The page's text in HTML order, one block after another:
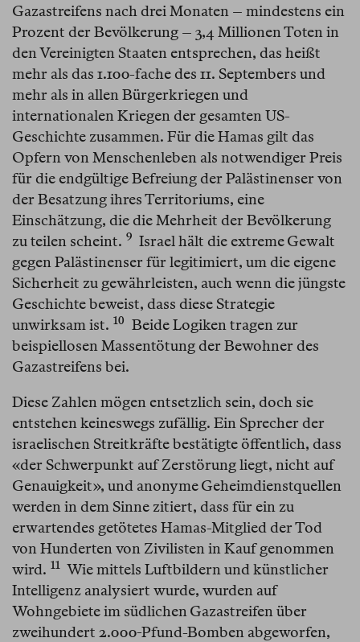
Gazastreifens nach drei Monaten – mindestens ein
Prozent der Bevölkerung – 3,4 Millionen Toten in
den Vereinigten Staaten entsprechen, das heißt
mehr als das 1.100-fache des 11. Septembers und
mehr als in allen Bürgerkriegen und
internationalen Kriegen der gesamten US-
Geschichte zusammen. Für die Hamas gilt das
Opfern von Menschenleben als notwendiger Preis
für die endgültige Befreiung der Palästinenser von
der Besatzung ihres Territoriums, eine
Einschätzung, die die Mehrheit der Bevölkerung
zu teilen scheint.⁠ 9 Israel hält die extreme Gewalt
gegen Palästinenser für legitimiert, um die eigene
Sicherheit zu gewährleisten, auch wenn die jüngste
Geschichte beweist, dass diese Strategie
unwirksam ist.⁠ 10
Beide Logiken tragen zur
beispiellosen Massentötung der Bewohner des
Gazastreifens bei.
Diese Zahlen mögen entsetzlich sein, doch sie
entstehen keineswegs zufällig. Ein Sprecher der
israelischen Streitkräfte bestätigte öffentlich, dass
«der Schwerpunkt auf Zerstörung liegt, nicht auf
Genauigkeit», und anonyme Geheimdienstquellen
werden in dem Sinne zitiert, dass für ein zu
erwartendes getötetes Hamas-Mitglied der Tod
von Hunderten von Zivilisten in Kauf genommen
wird.⁠ 11 Wie mittels Luftbildern und künstlicher
Intelligenz analysiert wurde, wurden auf
Wohngebiete im südlichen Gazastreifen über
zweihundert 2.000-Pfund-Bomben abgeworfen,